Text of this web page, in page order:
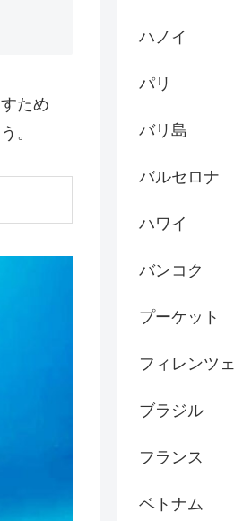
ため
。
ハノイ
パリ
バリ島
バルセロナ
ハワイ
バンコク
プーケット
フィレンツェ
ブラジル
フランス
ベトナム